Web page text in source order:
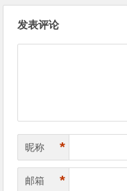
发表评论
昵称 *
邮箱 *